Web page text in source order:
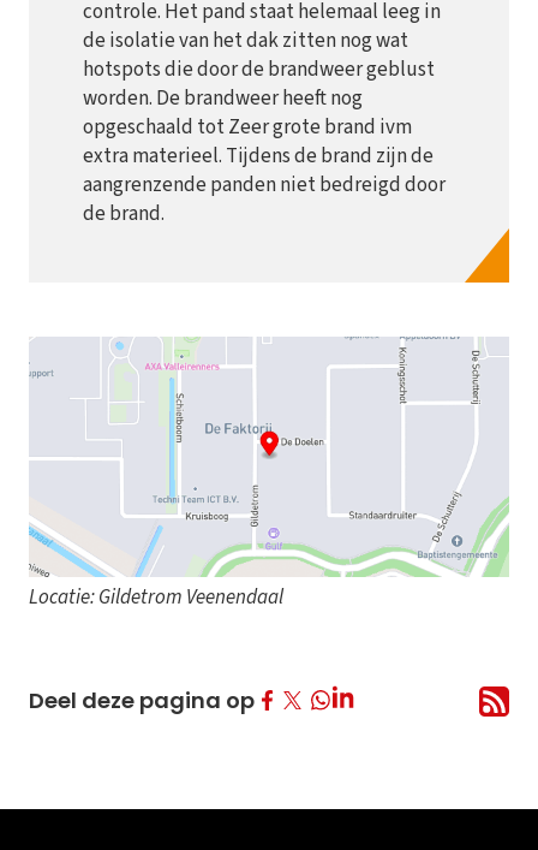
controle. Het pand staat helemaal leeg in
de isolatie van het dak zitten nog wat
hotspots die door de brandweer geblust
worden. De brandweer heeft nog
opgeschaald tot Zeer grote brand ivm
extra materieel. Tijdens de brand zijn de
aangrenzende panden niet bedreigd door
de brand.
Locatie: Gildetrom Veenendaal
Deel deze pagina opDeel op Facebook
Deel op Twitter
Deel op Whatsapp
Deel op LinkedIn